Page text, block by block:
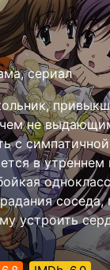
сериал
не
с симпатичной
в утреннем
соседа,
устроить